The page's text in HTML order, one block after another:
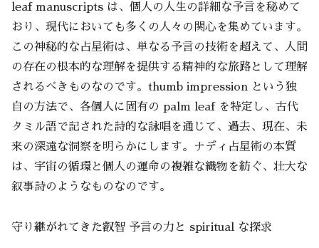
leaf manuscripts は、個人の人生の詳細な予言を秘めて
おり、現代においても多くの人々の関心を集めています。
この神秘的な占星術は、単なる予言の技術を超えて、人間
の存在の根本的な理解を提供する精神的な旅路として理解
されるべきものなのです。thumb impression という独
自の方法で、各個人に固有の palm leaf を特定し、古代
タミル語で記された詩的な詠唱を通じて、過去、現在、未
来の深遠な洞察を明らかにします。ナディ占星術の本質
は、宇宙の循環と個人の運命の複雑な織物を紡ぐ、壮大な
叙事詩のようなものなのです。
守り継がれてきた叡智 予言の力と spiritual な探求